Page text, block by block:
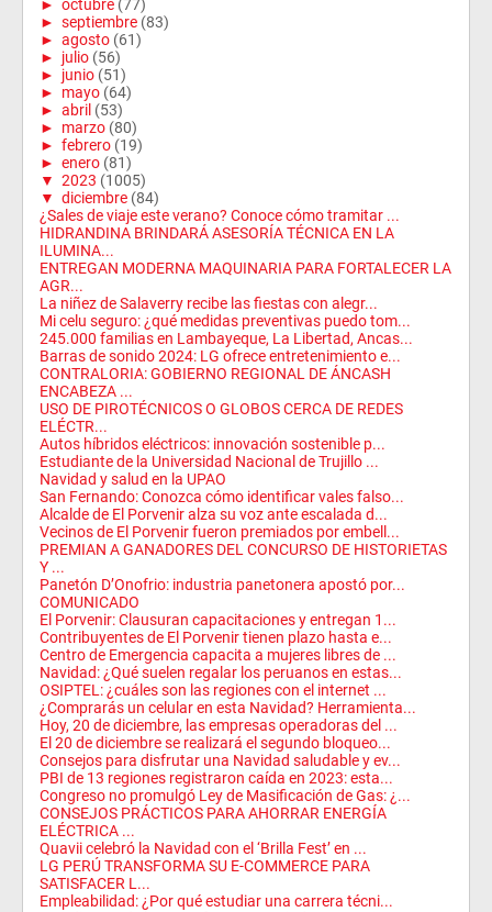
► octubre (77)
► septiembre (83)
► agosto (61)
► julio (56)
► junio (51)
► mayo (64)
► abril (53)
► marzo (80)
► febrero (19)
► enero (81)
▼ 2023 (1005)
▼ diciembre (84)
¿Sales de viaje este verano? Conoce cómo tramitar ...
HIDRANDINA BRINDARÁ ASESORÍA TÉCNICA EN LA
ILUMINA...
ENTREGAN MODERNA MAQUINARIA PARA FORTALECER LA
AGR...
La niñez de Salaverry recibe las fiestas con alegr...
Mi celu seguro: ¿qué medidas preventivas puedo tom...
245.000 familias en Lambayeque, La Libertad, Ancas...
Barras de sonido 2024: LG ofrece entretenimiento e...
CONTRALORIA: GOBIERNO REGIONAL DE ÁNCASH
ENCABEZA ...
USO DE PIROTÉCNICOS O GLOBOS CERCA DE REDES
ELÉCTR...
Autos híbridos eléctricos: innovación sostenible p...
Estudiante de la Universidad Nacional de Trujillo ...
Navidad y salud en la UPAO
San Fernando: Conozca cómo identificar vales falso...
Alcalde de El Porvenir alza su voz ante escalada d...
Vecinos de El Porvenir fueron premiados por embell...
PREMIAN A GANADORES DEL CONCURSO DE HISTORIETAS
Y ...
Panetón D’Onofrio: industria panetonera apostó por...
COMUNICADO
El Porvenir: Clausuran capacitaciones y entregan 1...
Contribuyentes de El Porvenir tienen plazo hasta e...
Centro de Emergencia capacita a mujeres libres de ...
Navidad: ¿Qué suelen regalar los peruanos en estas...
OSIPTEL: ¿cuáles son las regiones con el internet ...
¿Comprarás un celular en esta Navidad? Herramienta...
Hoy, 20 de diciembre, las empresas operadoras del ...
El 20 de diciembre se realizará el segundo bloqueo...
Consejos para disfrutar una Navidad saludable y ev...
PBI de 13 regiones registraron caída en 2023: esta...
Congreso no promulgó Ley de Masificación de Gas: ¿...
CONSEJOS PRÁCTICOS PARA AHORRAR ENERGÍA
ELÉCTRICA ...
Quavii celebró la Navidad con el ‘Brilla Fest’ en ...
LG PERÚ TRANSFORMA SU E-COMMERCE PARA
SATISFACER L...
Empleabilidad: ¿Por qué estudiar una carrera técni...